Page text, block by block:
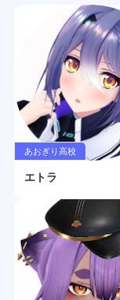
あおぎり高校
エトラ